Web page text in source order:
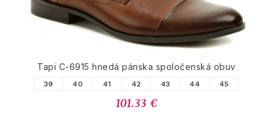
Tapi C-6915 hnedá pánska spoločenská obuv
39 40 41 42 43 44 45
101.33 €